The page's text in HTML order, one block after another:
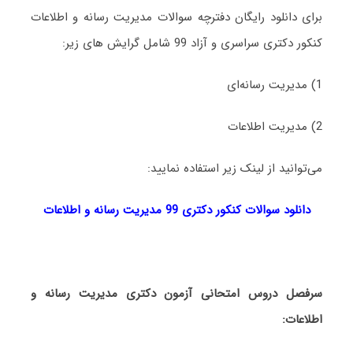
برای دانلود رایگان دفترچه سوالات مدیریت رسانه و اطلاعات
کنکور دکتری سراسری و آزاد 99 شامل گرایش های‌ زیر:
1) مدیریت رسانه‌ای
2) مدیریت اطلاعات
می‌توانید از لینک زیر استفاده نمایید:
دانلود سوالات کنکور دکتری 99 مدیریت رسانه و اطلاعات
سرفصل دروس امتحانی آزمون دکتریمدیریت رسانه و
اطلاعات: